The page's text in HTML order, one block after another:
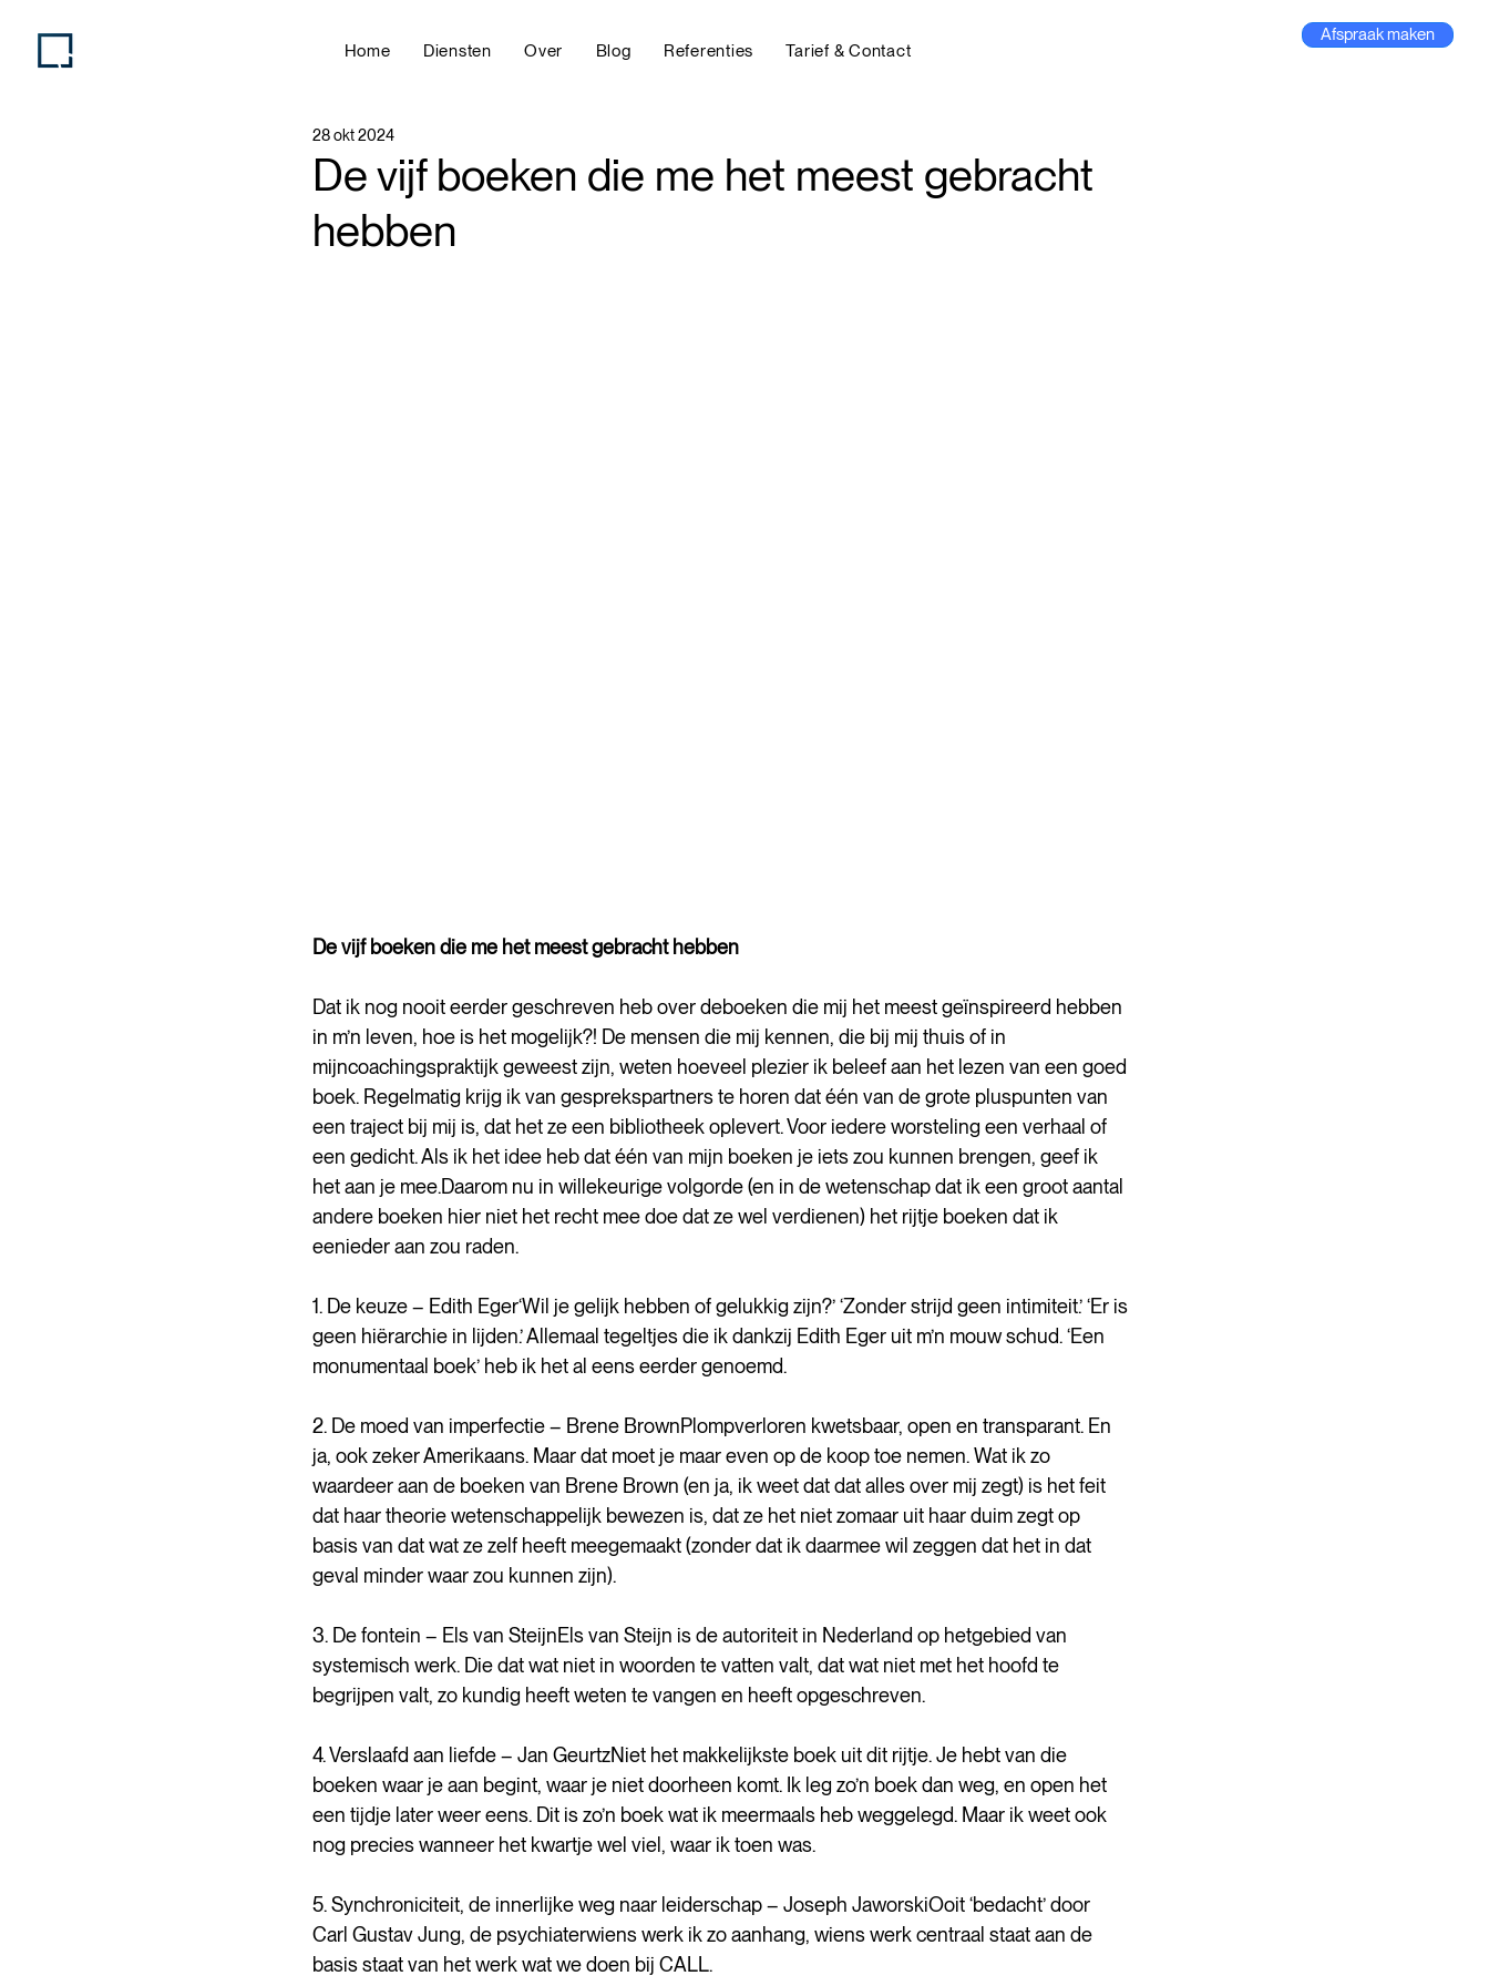
Home Diensten Over Blog Referenties Tarief & Contact
Afspraak maken
De vijf boeken die me het meest gebracht
hebben
28 okt 2024
De vijf boeken die me het meest gebracht hebben
Dat ik nog nooit eerder geschreven heb over deboeken die mij het meest geïnspireerd hebben
in m’n leven, hoe is het mogelijk?! De mensen die mij kennen, die bij mij thuis of in
mijncoachingspraktijk geweest zijn, weten hoeveel plezier ik beleef aan het lezen van een goed
boek. Regelmatig krijg ik van gesprekspartners te horen dat één van de grote pluspunten van
een traject bij mij is, dat het ze een bibliotheek oplevert. Voor iedere worsteling een verhaal of
een gedicht. Als ik het idee heb dat één van mijn boeken je iets zou kunnen brengen, geef ik
het aan je mee.Daarom nu in willekeurige volgorde (en in de wetenschap dat ik een groot aantal
andere boeken hier niet het recht mee doe dat ze wel verdienen) het rijtje boeken dat ik
eenieder aan zou raden.
1. De keuze – Edith Eger‘Wil je gelijk hebben of gelukkig zijn?’ ‘Zonder strijd geen intimiteit.’ ‘Er is
geen hiërarchie in lijden.’ Allemaal tegeltjes die ik dankzij Edith Eger uit m’n mouw schud. ‘Een
monumentaal boek’ heb ik het al eens eerder genoemd.
2. De moed van imperfectie – Brene BrownPlompverloren kwetsbaar, open en transparant. En
ja, ook zeker Amerikaans. Maar dat moet je maar even op de koop toe nemen. Wat ik zo
waardeer aan de boeken van Brene Brown (en ja, ik weet dat dat alles over mij zegt) is het feit
dat haar theorie wetenschappelijk bewezen is, dat ze het niet zomaar uit haar duim zegt op
basis van dat wat ze zelf heeft meegemaakt (zonder dat ik daarmee wil zeggen dat het in dat
geval minder waar zou kunnen zijn).
3. De fontein – Els van SteijnEls van Steijn is de autoriteit in Nederland op hetgebied van
systemisch werk. Die dat wat niet in woorden te vatten valt, dat wat niet met het hoofd te
begrijpen valt, zo kundig heeft weten te vangen en heeft opgeschreven.
4. Verslaafd aan liefde – Jan GeurtzNiet het makkelijkste boek uit dit rijtje. Je hebt van die
boeken waar je aan begint, waar je niet doorheen komt. Ik leg zo’n boek dan weg, en open het
een tijdje later weer eens. Dit is zo’n boek wat ik meermaals heb weggelegd. Maar ik weet ook
nog precies wanneer het kwartje wel viel, waar ik toen was.
5. Synchroniciteit, de innerlijke weg naar leiderschap – Joseph JaworskiOoit ‘bedacht’ door
Carl Gustav Jung, de psychiaterwiens werk ik zo aanhang, wiens werk centraal staat aan de
basis staat van het werk wat we doen bij CALL.